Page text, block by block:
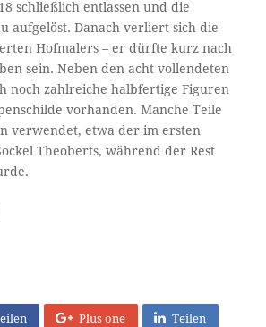
schließlich entlassen und die
aufgelöst. Danach verliert sich die
Hofmalers – er dürfte kurz nach
sein. Neben den acht vollendeten
noch zahlreiche halbfertige Figuren
vorhanden. Manche Teile
verwendet, etwa der im ersten
Theoberts, während der Rest
Plus one Teilen